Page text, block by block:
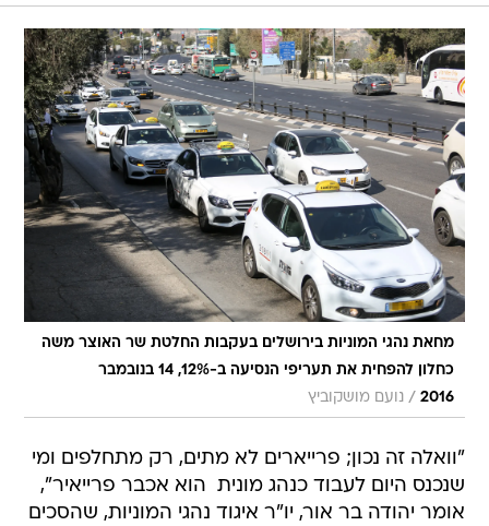
מחאת נהגי המוניות בירושלים בעקבות החלטת שר האוצר משה
כחלון להפחית את תעריפי הנסיעה ב-12%, 14 בנובמבר
2016
/ נועם מושקוביץ
"וואלה זה נכון; פרייארים לא מתים, רק מתחלפים ומי
שנכנס היום לעבוד כנהג מונית  הוא אכבר פרייאיר",
אומר יהודה בר אור, יו"ר איגוד נהגי המוניות, שהסכים